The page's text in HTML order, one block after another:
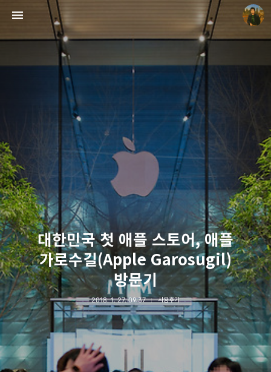
대한민국 첫 애플 스토어, 애플
가로수길(Apple Garosugil)
방문기
2018. 1. 27. 09:37 사용후기
빛으로 쓴 편지
mistyfriday